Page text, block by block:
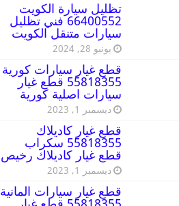
تظليل سيارة الكويت
66400552 فني تظليل
سيارات متنقل الكويت
يونيو 28, 2024
قطع غيار سيارات كورية
55818355 قطع غيار
سيارات اصلية كورية
ديسمبر 1, 2023
قطع غيار كاديلاك
55818355 سكراب
قطع غيار كاديلاك رخيص
ديسمبر 1, 2023
قطع غيار سيارات المانية